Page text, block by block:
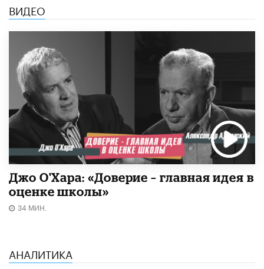
ВИДЕО
Джо О'Хара: «Доверие – главная идея в
оценке школы»
34 МИН.
АНАЛИТИКА